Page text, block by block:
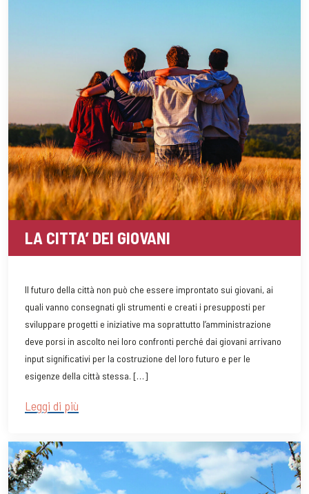
LA CITTA’ DEI GIOVANI
Il futuro della città non può che essere improntato sui giovani, ai
quali vanno consegnati gli strumenti e creati i presupposti per
sviluppare progetti e iniziative ma soprattutto l’amministrazione
deve porsi in ascolto nei loro confronti perché dai giovani arrivano
input significativi per la costruzione del loro futuro e per le
esigenze della città stessa. […]
Leggi di più